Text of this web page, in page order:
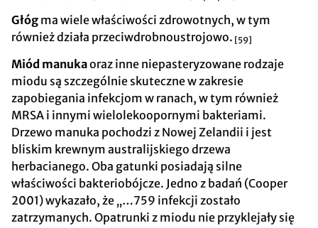
Głóg ma wiele właściwości zdrowotnych, w tym
również działa przeciwdrobnoustrojowo. [59]
Miód manukaoraz inne niepasteryzowane rodzaje
miodu są szczególnie skuteczne w zakresie
zapobiegania infekcjom w ranach, w tym również
MRSA i innymi wielolekoopornymi bakteriami.
Drzewo manuka pochodzi z Nowej Zelandii i jest
bliskim krewnym australijskiego drzewa
herbacianego. Oba gatunki posiadają silne
właściwości bakteriobójcze. Jedno z badań (Cooper
2001) wykazało, że „…759 infekcji zostało
zatrzymanych. Opatrunki z miodu nie przyklejały się